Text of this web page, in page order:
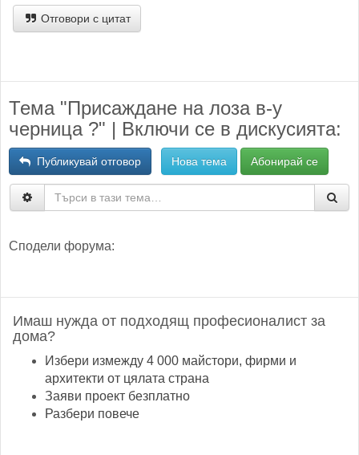
Отговори с цитат
Тема "Присаждане на лоза в-у
черница ?" | Включи се в дискусията:
Публикувай отговор Нова тема Абонирай се
Сподели форума:
Имаш нужда от подходящ професионалист за
дома?
Избери измежду 4 000 майстори, фирми и
архитекти от цялата страна
Заяви проект безплатно
Разбери повече